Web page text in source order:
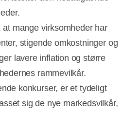
mange virksomheder har
stigende omkostninger og
lavere inflation og større
rammevilkår.
konkurser, er et tydeligt
sig de nye markedsvilkår,